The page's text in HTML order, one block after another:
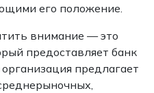
его положение.
внимание — это
предоставляет банк
предлагает